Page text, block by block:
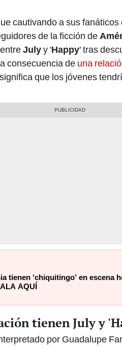
cautivando a sus
de la ficción de
Julyy 'Happy' tras
a consecuencia de una
que los jóvenes
tienen ‘chiquitingo’ en escena
AQUÍ
tienen July y
por Guadalupe